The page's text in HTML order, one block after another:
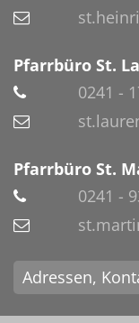
Pfarrbüro St.
0241 -
Pfarrbüro St.
0241 -
Adressen,